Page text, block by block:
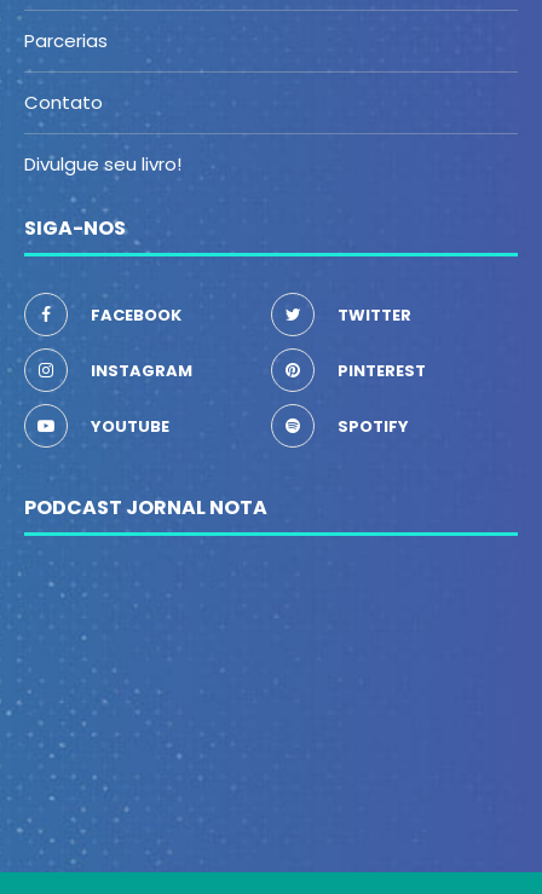
Parcerias
Contato
Divulgue seu livro!
SIGA-NOS
FACEBOOK TWITTER
INSTAGRAM PINTEREST
YOUTUBE SPOTIFY
PODCAST JORNAL NOTA